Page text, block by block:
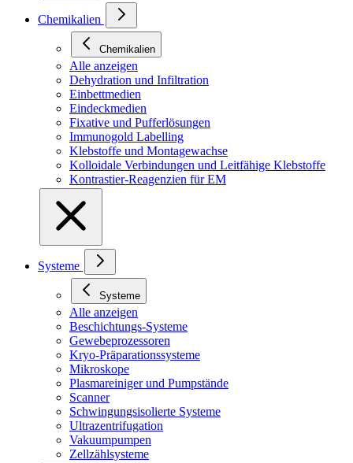
Chemikalien
Chemikalien
Alle anzeigen
Dehydration und Infiltration
Einbettmedien
Eindeckmedien
Fixative und Pufferlösungen
Immunogold Labelling
Klebstoffe und Montagewachse
Kolloidale Verbindungen und Leitfähige Klebstoffe
Kontrastier-Reagenzien für EM
Systeme
Systeme
Alle anzeigen
Beschichtungs-Systeme
Gewebeprozessoren
Kryo-Präparationssysteme
Mikroskope
Plasmareiniger und Pumpstände
Scanner
Schwingungsisolierte Systeme
Ultrazentrifugation
Vakuumpumpen
Zellzählsysteme